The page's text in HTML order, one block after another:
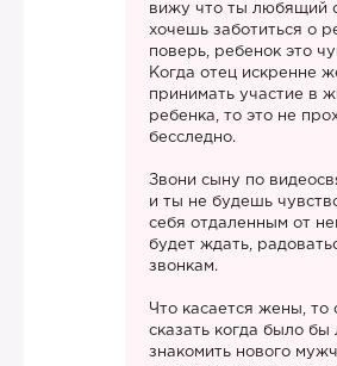
вижу что ты любящий
хочешь заботиться о
поверь, ребенок это
Когда отец искренне
принимать участие в
ребенка, то это не
бесследно.
Звони сыну по
и ты не будешь
себя отдаленным от
будет ждать,
звонкам.
Что касается жены, то
сказать когда было бы
знакомить нового